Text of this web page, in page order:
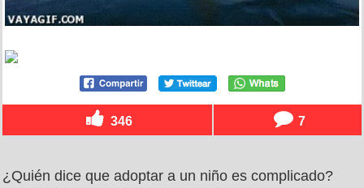
346 7
¿Quién dice que adoptar a un niño es complicado?